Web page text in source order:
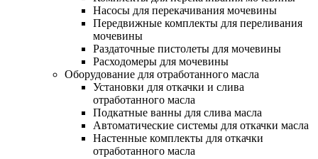
Насосы для перекачивания мочевины
Передвижные комплекты для переливания
мочевины
Раздаточные пистолеты для мочевины
Расходомеры для мочевины
Оборудование для отработанного масла
Установки для откачки и слива
отработанного масла
Подкатные ванны для слива масла
Автоматические системы для откачки масла
Настенные комплекты для откачки
отработанного масла